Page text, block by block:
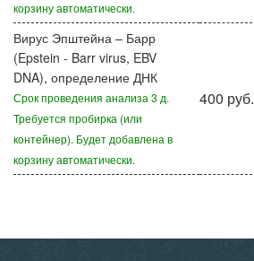
корзину автоматически.
Вирус Эпштейна – Барр
(Epstein - Barr virus, EBV
DNA), определение ДНК
Срок проведения анализа 3 д.
Требуется пробирка (или
контейнер). Будет добавлена в
корзину автоматически.
400 руб.